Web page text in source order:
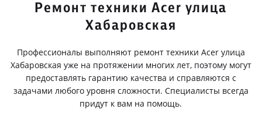
Ремонт техники Acer улица
Хабаровская
Профессионалы выполняют ремонт техники Acer улица
Хабаровская уже на протяжении многих лет, поэтому могут
предоставлять гарантию качества и справляются с
задачами любого уровня сложности. Специалисты всегда
придут к вам на помощь.